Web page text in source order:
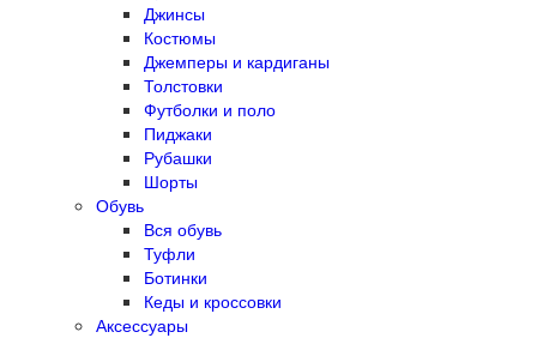
Джинсы
Костюмы
Джемперы и кардиганы
Толстовки
Футболки и поло
Пиджаки
Рубашки
Шорты
Обувь
Вся обувь
Туфли
Ботинки
Кеды и кроссовки
Аксессуары